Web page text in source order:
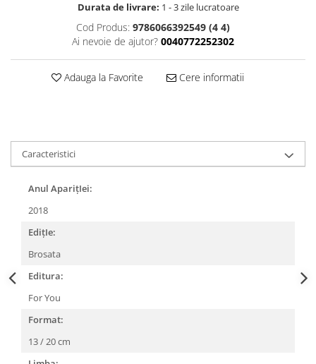
Durata de livrare: 1 - 3 zile lucratoare
Cod Produs: 9786066392549 (4 4)
Ai nevoie de ajutor? 0040772252302
Adauga la Favorite Cere informatii
Caracteristici
Anul AparițIei:
2018
EdițIe:
Brosata
Editura:
For You
Format:
13 / 20 cm